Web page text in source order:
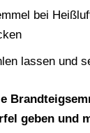
bei
lassen und
geben und